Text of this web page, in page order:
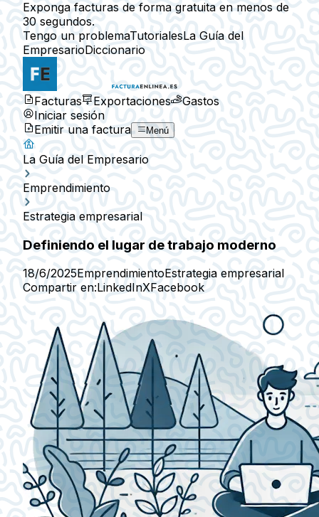
Exponga facturas de forma gratuita en menos de
30 segundos.
Tengo un problemaTutorialesLa Guía del
EmpresarioDiccionario
Facturas Exportaciones
Gastos
Iniciar sesión
Emitir una factura
Menú
La Guía del Empresario
Emprendimiento
Estrategia empresarial
Definiendo el lugar de trabajo moderno
18/6/2025EmprendimientoEstrategia empresarial
Compartir en:LinkedInXFacebook